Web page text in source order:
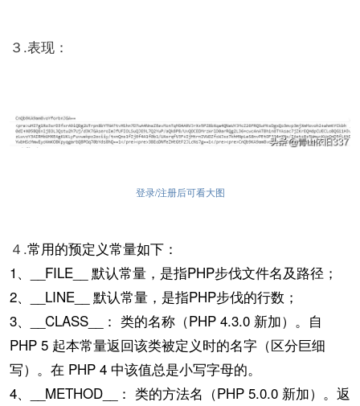
３.表现：
登录/注册后可看大图
４.常用的预定义常量如下：
1、__FILE__ 默认常量，是指PHP步伐文件名及路径；
2、__LINE__ 默认常量，是指PHP步伐的行数；
3、__CLASS__： 类的名称（PHP 4.3.0 新加）。自
PHP 5 起本常量返回该类被定义时的名字（区分巨细
写）。在 PHP 4 中该值总是小写字母的。
4、__METHOD__： 类的方法名（PHP 5.0.0 新加）。返